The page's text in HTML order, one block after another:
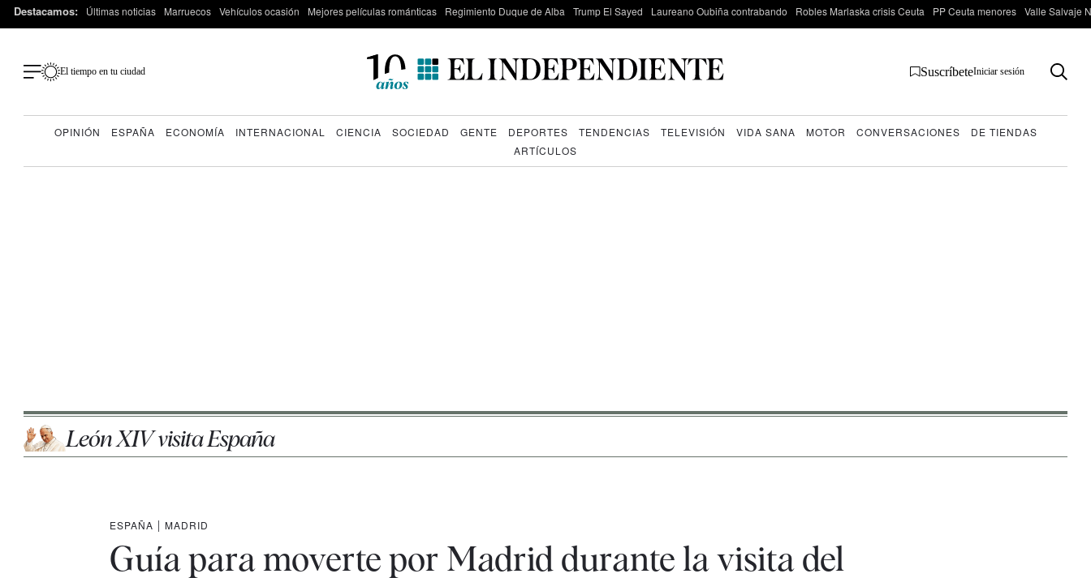
Destacamos: Últimas noticias Marruecos Vehículos ocasión Mejores películas románticas Regimiento Duque de Alba Trump El Sayed Laureano Oubiña contrabando Robles Marlaska crisis Ceuta PP Ceuta menores Valle Salvaje
El tiempo en tu ciudad SuscríbeteIniciar sesión
OPINIÓN ESPAÑA ECONOMÍA INTERNACIONAL CIENCIA SOCIEDAD GENTE DEPORTES TENDENCIAS TELEVISIÓN VIDA SANA MOTOR CONVERSACIONES
DE TIENDAS
ARTÍCULOS
León XIV visita España
ESPAÑA MADRID
Guía para moverte por Madrid durante la visita del